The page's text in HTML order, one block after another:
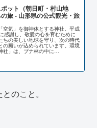
ット（朝日町・村山地
旅 - 山形県の公式観光・旅
空気」を御神体とする神社。平成
感謝し、敬愛の心を育むために
ちの美しい地球を守り、次の時代
の願いが込められています。環境
社」は、ブナ林の中に…
のこと。